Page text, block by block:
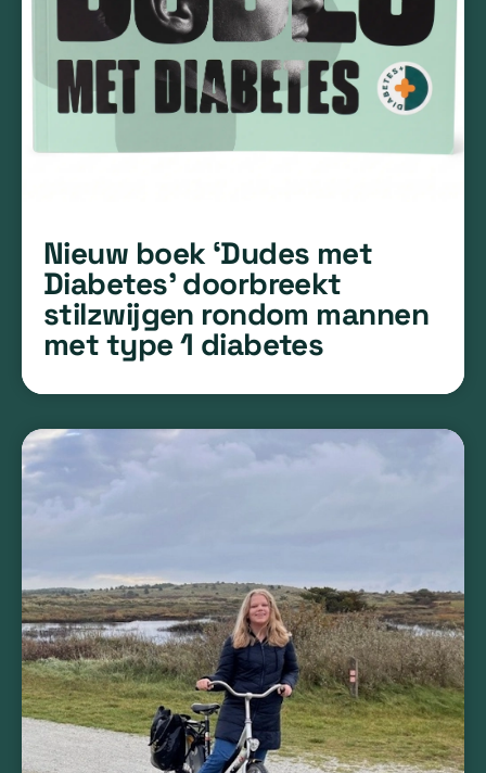
Nieuw boek ‘Dudes met
Diabetes’ doorbreekt
stilzwijgen rondom mannen
met type 1 diabetes